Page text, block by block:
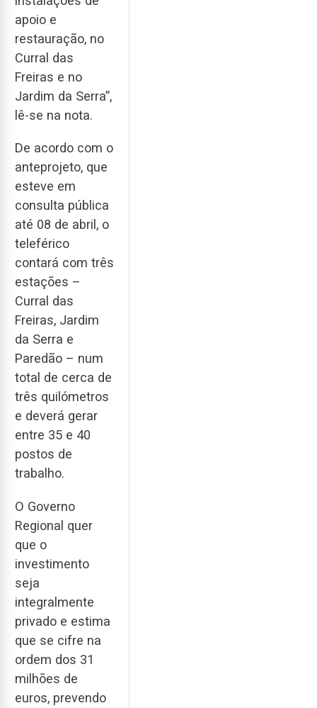
apoio e
restauração, no
Curral das
Freiras e no
Jardim da Serra”,
lê-se na nota.
De acordo com o
anteprojeto, que
esteve em
consulta pública
até 08 de abril, o
teleférico
contará com três
estações –
Curral das
Freiras, Jardim
da Serra e
Paredão – num
total de cerca de
três quilómetros
e deverá gerar
entre 35 e 40
postos de
trabalho.
O Governo
Regional quer
que o
investimento
seja
integralmente
privado e estima
que se cifre na
ordem dos 31
milhões de
euros, prevendo